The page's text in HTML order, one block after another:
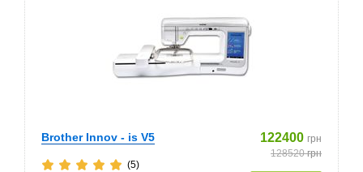
Brother Innov - is V5 122400 грн
128520грн
(5)